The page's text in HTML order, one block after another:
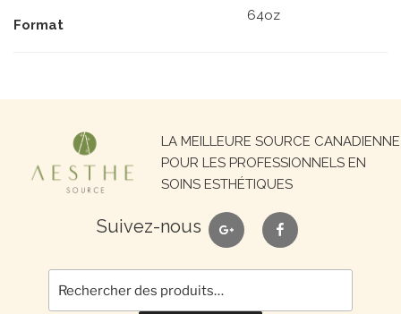
Format
64oz
LA MEILLEURE SOURCE CANADIENNE
POUR LES PROFESSIONNELS EN
SOINS ESTHÉTIQUES
Suivez-nous google facebook
Recherche
pour :